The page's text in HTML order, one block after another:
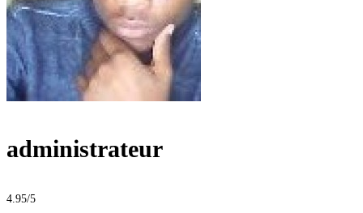
administrateur
4.95/5